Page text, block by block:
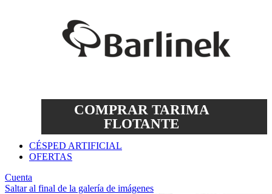
COMPRAR TARIMA
FLOTANTE
CÉSPED ARTIFICIAL
OFERTAS
Cuenta
Saltar al final de la galería de imágenes